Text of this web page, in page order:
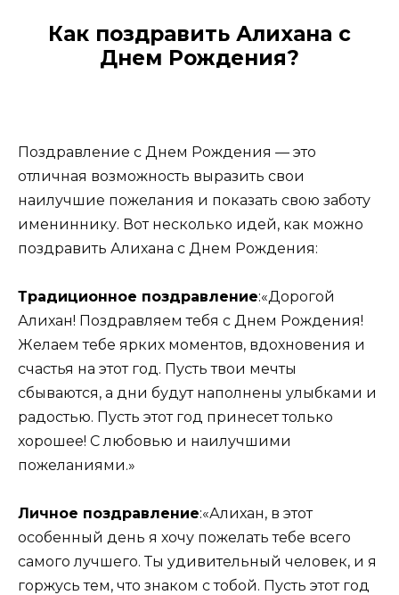
Как поздравить Алихана с
Днем Рождения?
Поздравление с Днем Рождения — это
отличная возможность выразить свои
наилучшие пожелания и показать свою заботу
имениннику. Вот несколько идей, как можно
поздравить Алихана с Днем Рождения:
Традиционное поздравление:«Дорогой
Алихан! Поздравляем тебя с Днем Рождения!
Желаем тебе ярких моментов, вдохновения и
счастья на этот год. Пусть твои мечты
сбываются, а дни будут наполнены улыбками и
радостью. Пусть этот год принесет только
хорошее! С любовью и наилучшими
пожеланиями.»
Личное поздравление:«Алихан, в этот
особенный день я хочу пожелать тебе всего
самого лучшего. Ты удивительный человек, и я
горжусь тем, что знаком с тобой. Пусть этот год